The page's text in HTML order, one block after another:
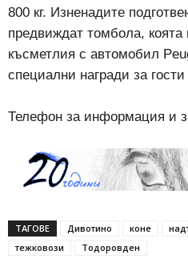
800 кг. Изненадите
предвиждат томбола,
късметлия с автомобил
специални награди за
Телефон за информация и
ТАГОВЕ Дивотино коне
тежковози
Тодоровден